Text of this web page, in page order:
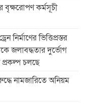
বৃক্ষরোপণ কর্মসূচী
নির্মাণের ভিত্তিপ্রস্তর
জলাবদ্ধতার দুর্ভোগ
প্রকল্প চলছে
নামজারিতে অনিয়ম